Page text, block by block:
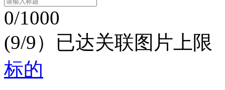
0/1000
(9/9）已达关联图片上限
标的